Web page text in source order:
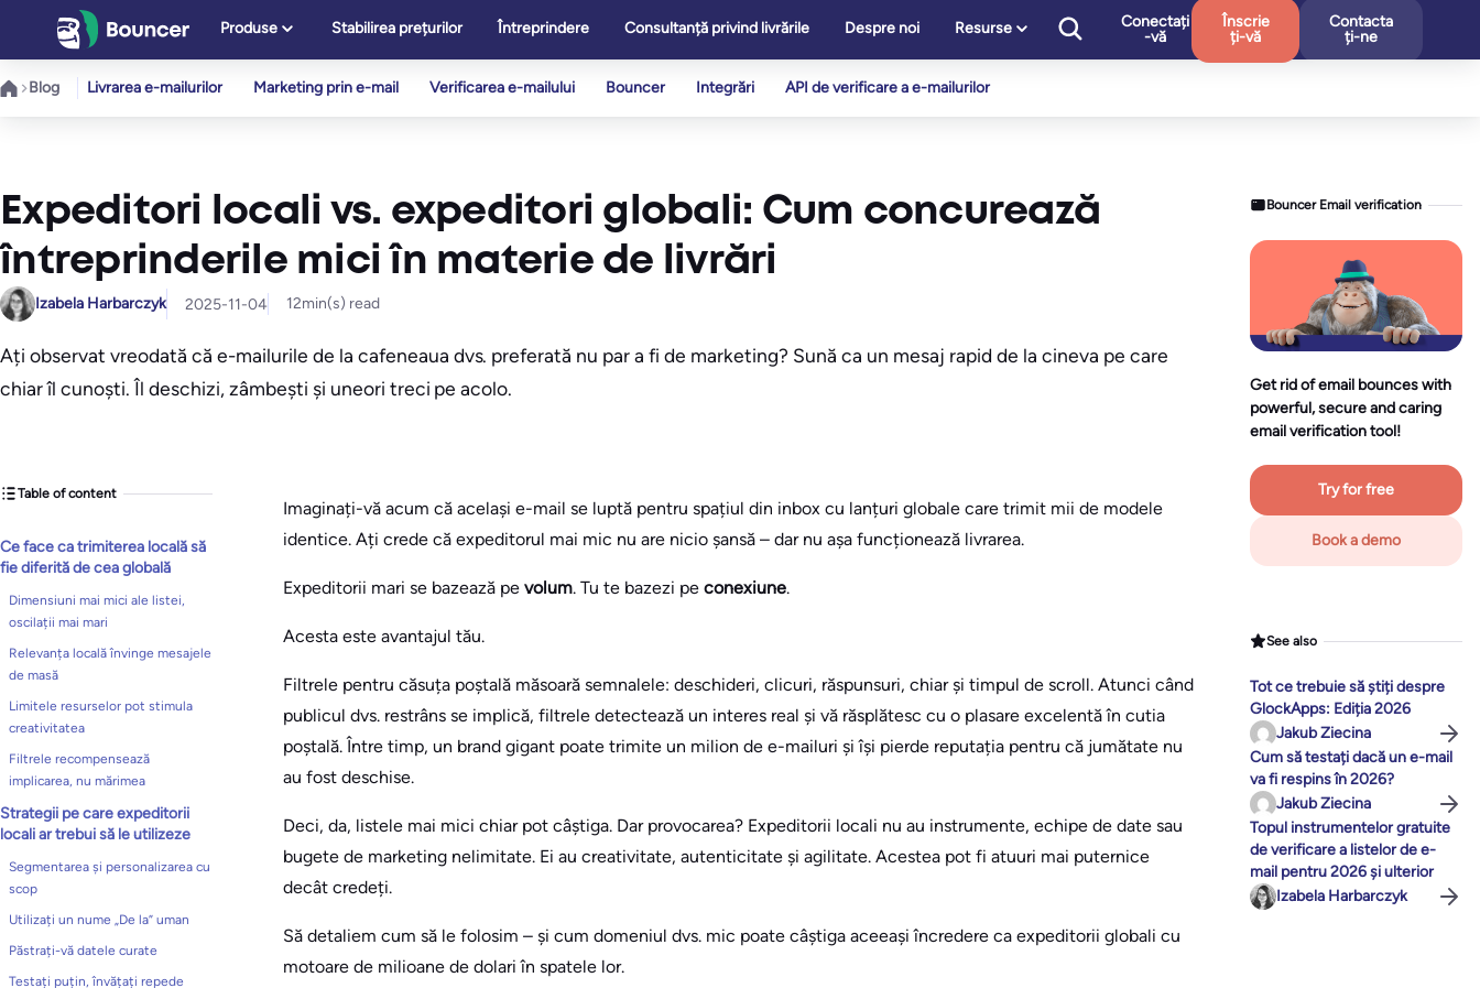
conținut
Produse Stabilirea prețurilor Întreprindere Consultanță privind livrările Despre noi Resurse
Conectați
-vă
Înscrie
ți-vă
Contacta
ți-ne
Blog Livrarea e-mailurilor Marketing prin e-mail Verificarea e-mailului Bouncer Integrări API de verificare a e-mailurilor
Expeditori locali vs. expeditori globali: Cum concurează
întreprinderile mici în materie de livrări
Izabela Harbarczyk 2025-11-04 12min(s) read
Ați observat vreodată că e-mailurile de la cafeneaua dvs. preferată nu par a fi de marketing? Sună ca un mesaj rapid de la cineva pe care
chiar îl cunoști. Îl deschizi, zâmbești și uneori treci pe acolo.
Table of content
Ce face ca trimiterea locală să
fie diferită de cea globală
Dimensiuni mai mici ale listei,
oscilații mai mari
Relevanța locală învinge mesajele
de masă
Limitele resurselor pot stimula
creativitatea
Filtrele recompensează
implicarea, nu mărimea
Strategii pe care expeditorii
locali ar trebui să le utilizeze
Segmentarea și personalizarea cu
scop
Utilizați un nume „De la” uman
Păstrați-vă datele curate
Testați puțin, învățați repede
Imaginați-vă acum că același e-mail se luptă pentru spațiul din inbox cu lanțuri globale care trimit mii de modele
identice. Ați crede că expeditorul mai mic nu are nicio șansă – dar nu așa funcționează livrarea.
Expeditorii mari se bazează pe volum. Tu te bazezi pe conexiune.
Acesta este avantajul tău.
Filtrele pentru căsuța poștală măsoară semnalele: deschideri, clicuri, răspunsuri, chiar și timpul de scroll. Atunci când
publicul dvs. restrâns se implică, filtrele detectează un interes real și vă răsplătesc cu o plasare excelentă în cutia
poștală. Între timp, un brand gigant poate trimite un milion de e-mailuri și își pierde reputația pentru că jumătate nu
au fost deschise.
Deci, da, listele mai mici chiar pot câștiga. Dar provocarea? Expeditorii locali nu au instrumente, echipe de date sau
bugete de marketing nelimitate. Ei au creativitate, autenticitate și agilitate. Acestea pot fi atuuri mai puternice
decât credeți.
Să detaliem cum să le folosim – și cum domeniul dvs. mic poate câștiga aceeași încredere ca expeditorii globali cu
motoare de milioane de dolari în spatele lor.
Bouncer Email verification
Get rid of email bounces with
powerful, secure and caring
email verification tool!
Try for free
Book a demo
See also
Tot ce trebuie să știți despre
GlockApps: Ediția 2026
Jakub Ziecina
Cum să testați dacă un e-mail
va fi respins în 2026?
Jakub Ziecina
Topul instrumentelor gratuite
de verificare a listelor de e-
mail pentru 2026 și ulterior
Izabela Harbarczyk